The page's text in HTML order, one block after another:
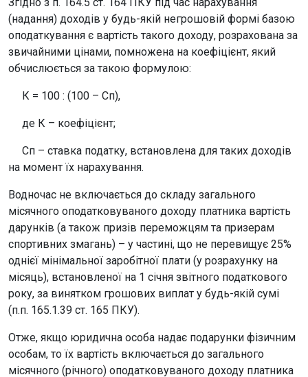
(надання) доходів у будь-якій негрошовій формі базою
оподаткування є вартість такого доходу, розрахована за
звичайними цінами, помножена на коефіцієнт, який
обчислюється за такою формулою:
К = 100 : (100 – Сп),
де К – коефіцієнт;
Сп – ставка податку, встановлена для таких доходів
на момент їх нарахування.
Водночас не включається до складу загального
місячного оподатковуваного доходу платника вартість
дарунків (а також призів переможцям та призерам
спортивних змагань) – у частині, що не перевищує 25%
однієї мінімальної заробітної плати (у розрахунку на
місяць), встановленої на 1 січня звітного податкового
року, за винятком грошових виплат у будь-якій сумі
(п.п. 165.1.39 ст. 165 ПКУ).
Отже, якщо юридична особа надає подарунки фізичним
особам, то їх вартість включається до загального
місячного (річного) оподатковуваного доходу платника